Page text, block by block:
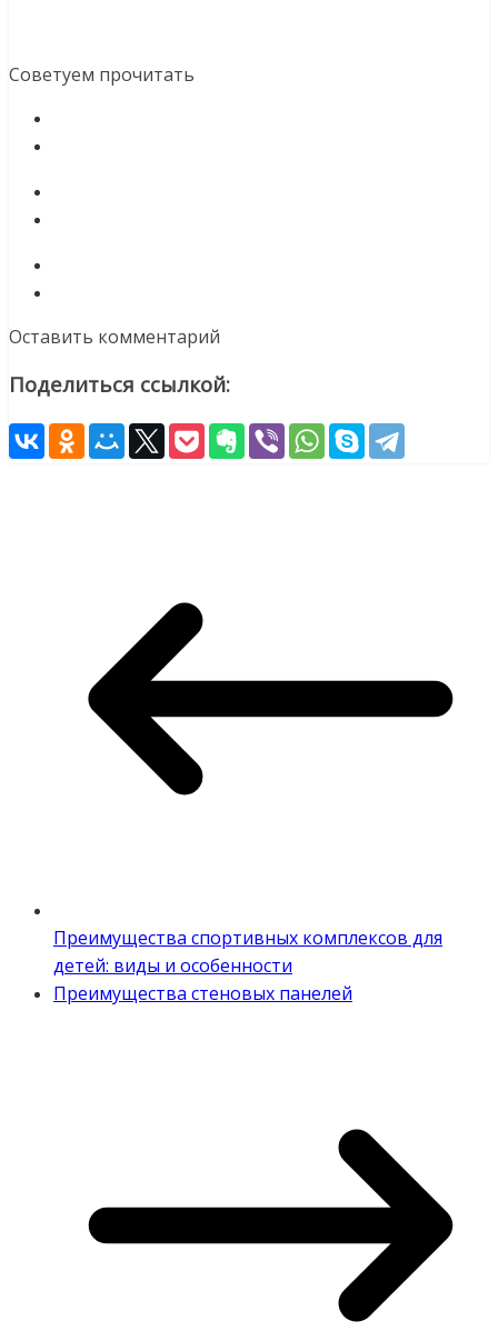
Советуем прочитать
Оставить комментарий
Поделиться ссылкой:
Преимущества спортивных комплексов для
детей: виды и особенности
Преимущества стеновых панелей